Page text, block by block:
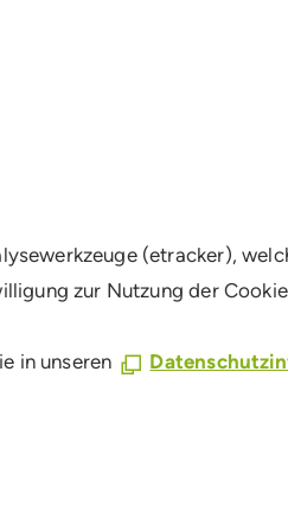
(etracker),
zur Nutzung der
in unseren